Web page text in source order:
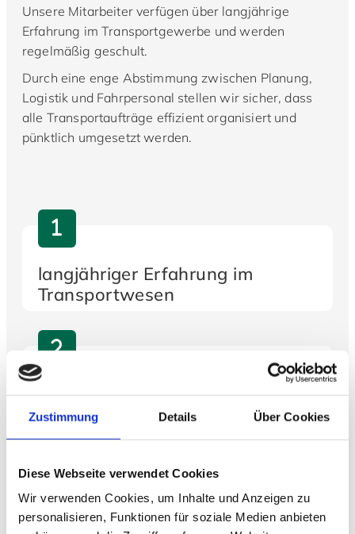
Zustimmung Details Über Cookies
Diese Webseite verwendet Cookies
Wir verwenden Cookies, um Inhalte und Anzeigen zu
personalisieren, Funktionen für soziale Medien anbieten
Unsere Mitarbeiter verfügen über langjährige
Erfahrung im Transportgewerbe und werden
regelmäßig geschult.
Durch eine enge Abstimmung zwischen Planung,
Logistik und Fahrpersonal stellen wir sicher, dass
alle Transportaufträge effizient organisiert und
pünktlich umgesetzt werden.
langjähriger Erfahrung im
Transportwesen
moderner Transporttechnik
flexiblen Transportlösungen